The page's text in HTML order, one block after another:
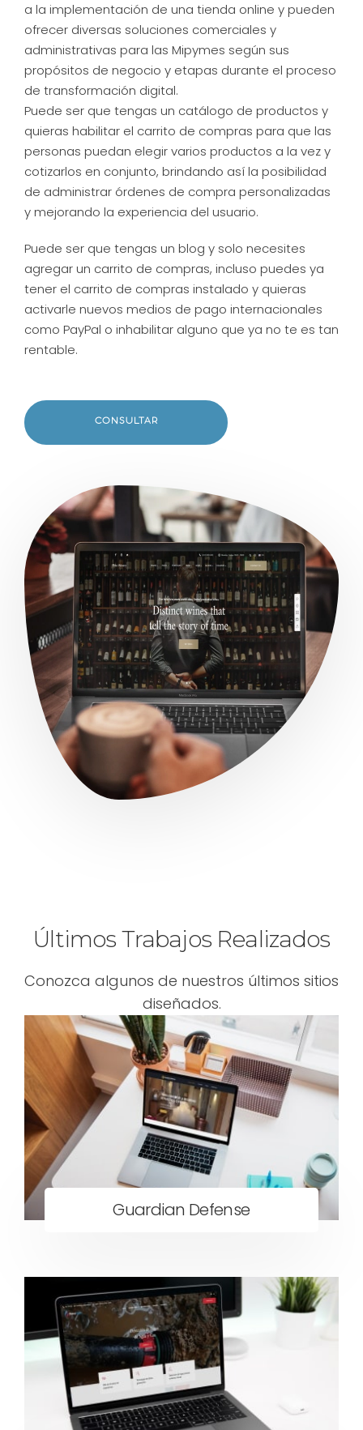
a la implementación de una tienda online y pueden
ofrecer diversas soluciones comerciales y
administrativas para las Mipymes según sus
propósitos de negocio y etapas durante el proceso
de transformación digital.
Puede ser que tengas un catálogo de productos y
quieras habilitar el carrito de compras para que las
personas puedan elegir varios productos a la vez y
cotizarlos en conjunto, brindando así la posibilidad
de administrar órdenes de compra personalizadas
y mejorando la experiencia del usuario.
Puede ser que tengas un blog y solo necesites
agregar un carrito de compras, incluso puedes ya
tener el carrito de compras instalado y quieras
activarle nuevos medios de pago internacionales
como PayPal o inhabilitar alguno que ya no te es tan
rentable.
CONSULTAR
Últimos Trabajos Realizados
Conozca algunos de nuestros últimos sitios
diseñados.
Guardian Defense